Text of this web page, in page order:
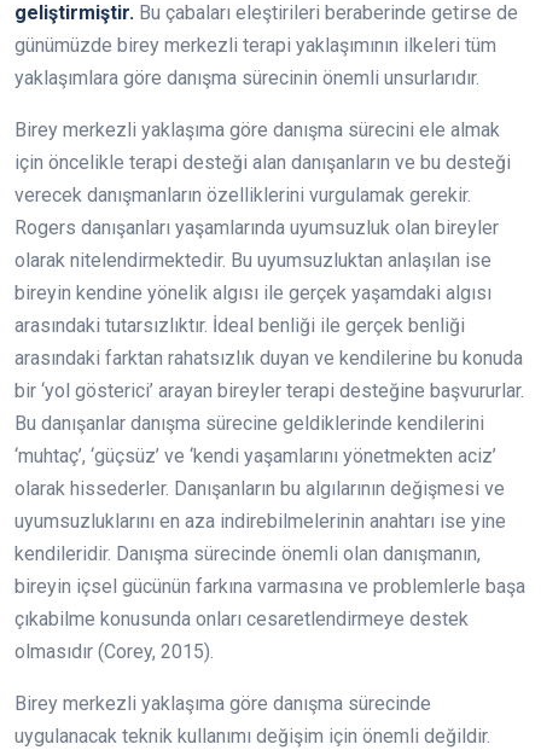
geliştirmiştir. Bu çabaları eleştirileri beraberinde getirse de
günümüzde birey merkezli terapi yaklaşımının ilkeleri tüm
yaklaşımlara göre danışma sürecinin önemli unsurlarıdır.
Birey merkezli yaklaşıma göre danışma sürecini ele almak
için öncelikle terapi desteği alan danışanların ve bu desteği
verecek danışmanların özelliklerini vurgulamak gerekir.
Rogers danışanları yaşamlarında uyumsuzluk olan bireyler
olarak nitelendirmektedir. Bu uyumsuzluktan anlaşılan ise
bireyin kendine yönelik algısı ile gerçek yaşamdaki algısı
arasındaki tutarsızlıktır. İdeal benliği ile gerçek benliği
arasındaki farktan rahatsızlık duyan ve kendilerine bu konuda
bir ‘yol gösterici’ arayan bireyler terapi desteğine başvururlar.
Bu danışanlar danışma sürecine geldiklerinde kendilerini
‘muhtaç’, ‘güçsüz’ ve ‘kendi yaşamlarını yönetmekten aciz’
olarak hissederler. Danışanların bu algılarının değişmesi ve
uyumsuzluklarını en aza indirebilmelerinin anahtarı ise yine
kendileridir. Danışma sürecinde önemli olan danışmanın,
bireyin içsel gücünün farkına varmasına ve problemlerle başa
çıkabilme konusunda onları cesaretlendirmeye destek
olmasıdır (Corey, 2015).
Birey merkezli yaklaşıma göre danışma sürecinde
uygulanacak teknik kullanımı değişim için önemli değildir.